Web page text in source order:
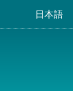
日本語